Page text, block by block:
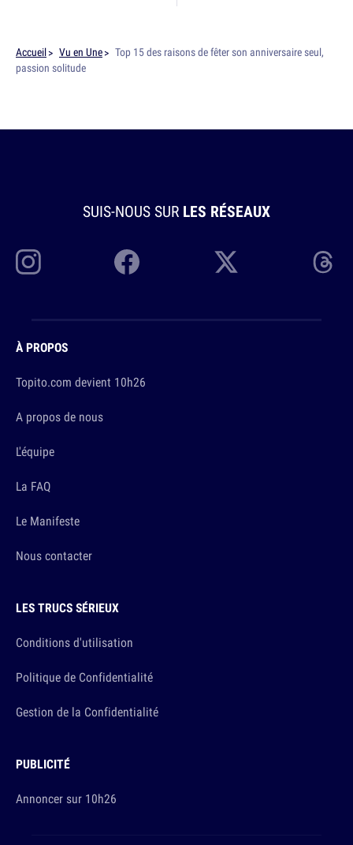
Accueil Vu en Une
Top 15 des raisons de fêter son anniversaire seul,
passion solitude
SUIS-NOUS SUR LES RÉSEAUX
À PROPOS
Topito.com devient 10h26
A propos de nous
L'équipe
La FAQ
Le Manifeste
Nous contacter
LES TRUCS SÉRIEUX
Conditions d'utilisation
Politique de Confidentialité
Gestion de la Confidentialité
PUBLICITÉ
Annoncer sur 10h26